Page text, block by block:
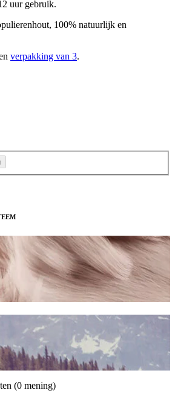
uur gebruik.
100% natuurlijk en
verpakking van 3.
(0 mening)